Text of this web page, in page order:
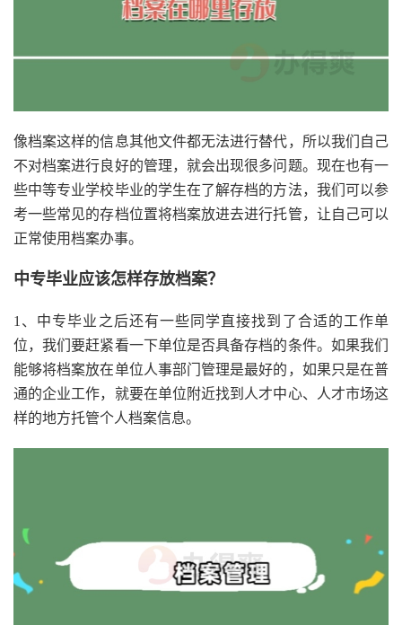
像档案这样的信息其他文件都无法进行替代，所以我们自己
不对档案进行良好的管理，就会出现很多问题。现在也有一
些中等专业学校毕业的学生在了解存档的方法，我们可以参
考一些常见的存档位置将档案放进去进行托管，让自己可以
正常使用档案办事。
中专毕业应该怎样存放档案？
1、中专毕业之后还有一些同学直接找到了合适的工作单
位，我们要赶紧看一下单位是否具备存档的条件。如果我们
能够将档案放在单位人事部门管理是最好的，如果只是在普
通的企业工作，就要在单位附近找到人才中心、人才市场这
样的地方托管个人档案信息。